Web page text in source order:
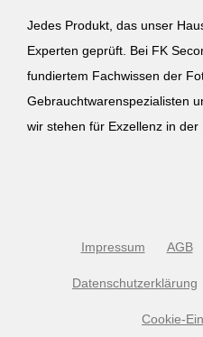
Jedes Produkt, das unser
Experten geprüft. Bei FK
fundiertem Fachwissen der
Gebrauchtwarenspezialisten
wir stehen für Exzellenz in der
Impressum AGB
Datenschutzerklärung
Cookie-